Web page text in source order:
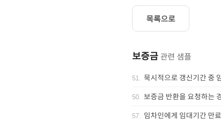
목록으로
보증금 관련 샘플
51. 묵시적으로 갱신기간 중
50. 보증금 반환을 요청하는
57. 임차인에게 임대기간 만